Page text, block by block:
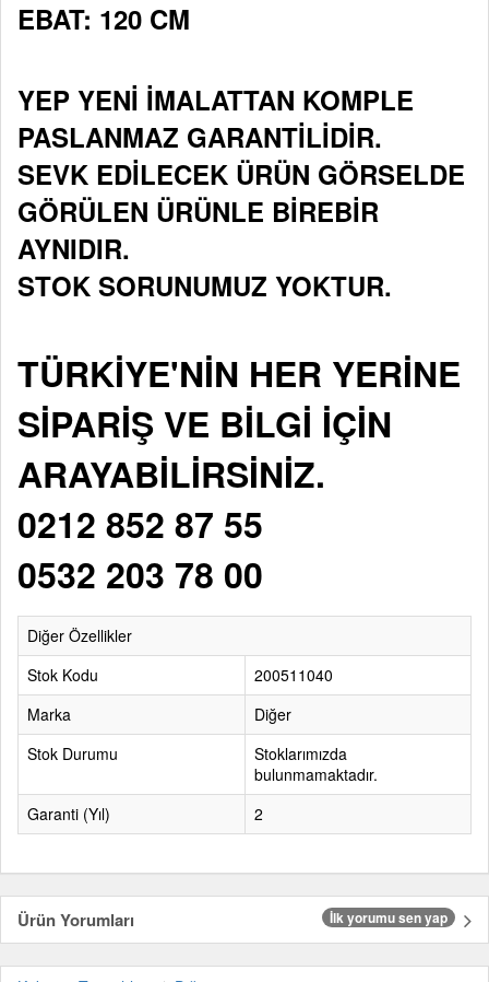
EBAT: 120 CM
YEP YENİ İMALATTAN KOMPLE
PASLANMAZ GARANTİLİDİR.
SEVK EDİLECEK ÜRÜN GÖRSELDE
GÖRÜLEN ÜRÜNLE BİREBİR
AYNIDIR.
STOK SORUNUMUZ YOKTUR.
TÜRKİYE'NİN HER YERİNE
SİPARİŞ VE BİLGİ İÇİN
ARAYABİLİRSİNİZ.
0212 852 87 55
0532 203 78 00
Diğer Özellikler
Stok Kodu
200511040
Marka
Diğer
Stok Durumu
Stoklarımızda
bulunmamaktadır.
Garanti (Yıl)
2
Ürün Yorumları İlk yorumu sen yap